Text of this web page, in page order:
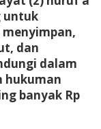
untuk
dan
dalam
hukuman
banyak Rp